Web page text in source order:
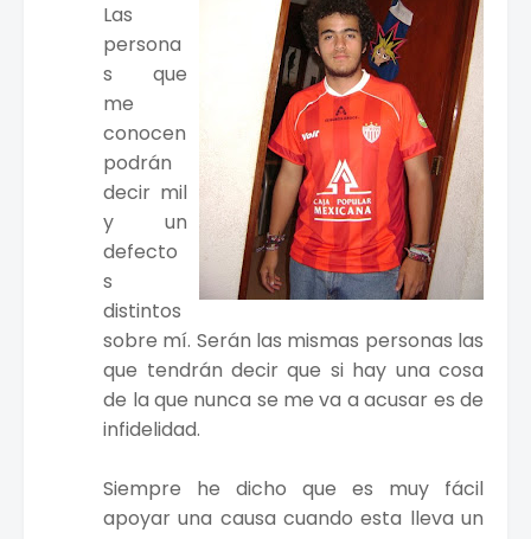
Las
persona
s que
me
conocen
podrán
decir mil
y un
defecto
s
distintos
sobre mí. Serán las mismas personas las
que tendrán decir que si hay una cosa
de la que nunca se me va a acusar es de
infidelidad.
Siempre he dicho que es muy fácil
apoyar una causa cuando esta lleva un